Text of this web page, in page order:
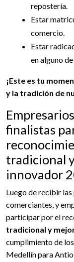
repostería.
Estar
comercio.
Estar
en alguno
¡Este es tu
y la tradición de
finalistas
tradicional
innovador
Luego de recibir
comerciantes, y
participar por el
tradicional y
cumplimiento de
Medellín para